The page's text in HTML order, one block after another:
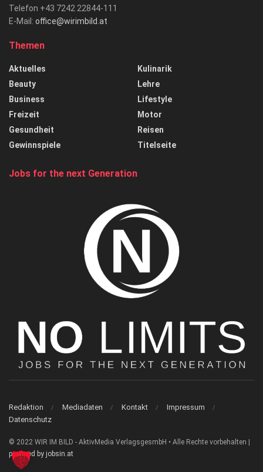
Telefon +43 7242 22844-111
E-Mail: office@wirimbild.at
Themen
Aktuelles
Beauty
Business
Freizeit
Gesundheit
Gewinnspiele
Kulinarik
Lehre
Lifestyle
Motor
Reisen
Titelseite
Jobs for the next Generation
Redaktion Mediadaten Kontakt
Impressum
Datenschutz
© 2022 WIR IM BILD - AktivMedia VerlagsgesmbH • Alle Rechte vorbehalten |
powered by jobsin.at